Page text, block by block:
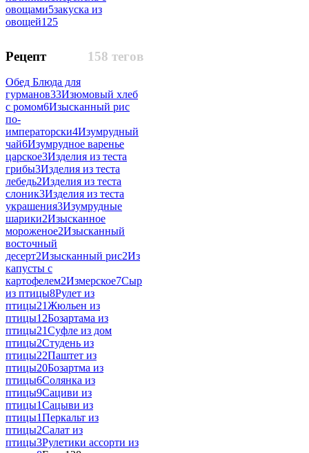
овощами5закуска из
овощей125
158 тегов
Рецепт
Обед Блюда для
гурманов33Изюмовый хлеб
с ромом6Изысканный рис
по-
императорски4Изумрудный
чай6Изумрудное варенье
царское3Изделия из теста
грибы3Изделия из теста
лебедь2Изделия из теста
слоник3Изделия из теста
украшения3Изумрудные
шарики2Изысканное
мороженое2Изысканный
восточный
десерт2Изысканный рис2Из
капусты с
картофелем2Измерское7Сыр
из птицы8Рулет из
птицы21Жюльен из
птицы12Бозартама из
птицы21Суфле из дом
птицы2Студень из
птицы22Паштет из
птицы20Бозартма из
птицы6Солянка из
птицы9Сациви из
птицы1Сацыви из
птицы1Перкальт из
птицы2Салат из
птицы3Рулетики ассорти из